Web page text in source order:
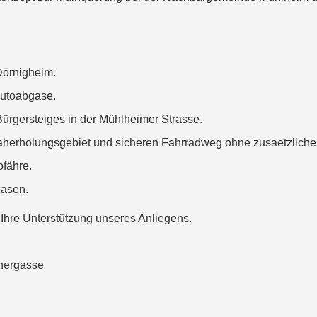
in der Mühlheimer Strasse.
und sicheren Fahrradweg ohne
Unterstützung unseres Anliegens.